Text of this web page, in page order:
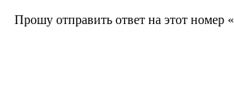
Прошу отправить ответ на этот номер «